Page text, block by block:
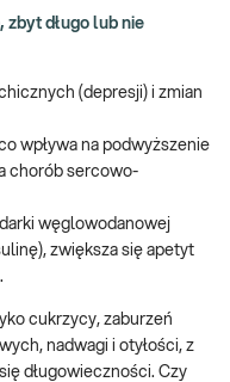
zbyt długo lub nie
(depresji) i zmian
wpływa na podwyższenie
chorób sercowo-
węglowodanowej
zwiększa się apetyt
cukrzycy, zaburzeń
nadwagi i otyłości, z
długowieczności. Czy